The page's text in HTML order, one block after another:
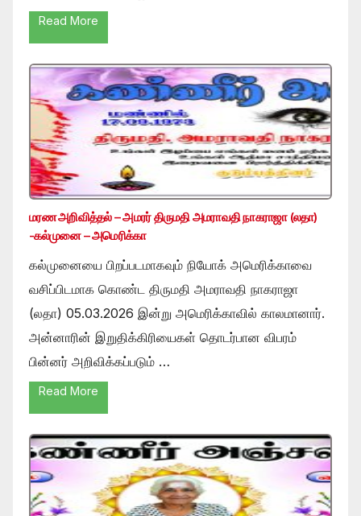
Read More
மரண அறிவித்தல் – அமரர் திருமதி அமராவதி நாகராஜா (லதா)
-கல்முனை – அமெரிக்கா
கல்முனையை பிறப்படமாகவும் நியோக் அமெரிக்காவை
வசிப்பிடமாக கொண்ட திருமதி அமராவதி நாகராஜா
(லதா) 05.03.2026 இன்று அமெரிக்காவில் காலமானார்.
அன்னாரின் இறுதிக்கிரியைகள் தொடர்பான விபரம்
பின்னர் அறிவிக்கப்படும் …
Read More